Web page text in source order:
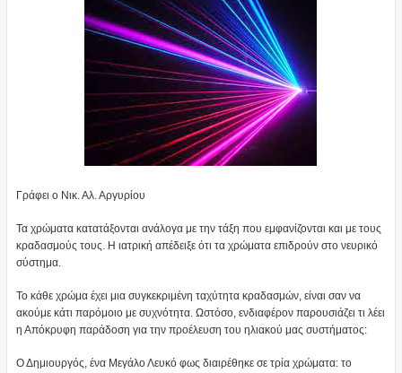
Γράφει ο Νικ. Αλ. Αργυρίου
Τα χρώματα κατατάξονται ανάλογα με την τάξη που εμφανίζονται και με τους
κραδασμούς τους. Η ιατρική απέδειξε ότι τα χρώματα επιδρούν στο νευρικό
σύστημα.
Το κάθε χρώμα έχει μια συγκεκριμένη ταχύτητα κραδασμών, είναι σαν να
ακούμε κάτι παρόμοιο με συχνότητα. Ωστόσο, ενδιαφέρον παρουσιάζει τι λέει
η Απόκρυφη παράδοση για την προέλευση του ηλιακού μας συστήματος:
Ο Δημιουργός, ένα Μεγάλο Λευκό φως διαιρέθηκε σε τρία χρώματα: το